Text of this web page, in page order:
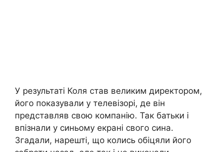
У результаті Коля став великим директором,
його показували у телевізорі, де він
представляв свою компанію. Так батьки і
впізнали у синьому екрані свого сина.
Згадали, нарешті, що колись обіцяли його